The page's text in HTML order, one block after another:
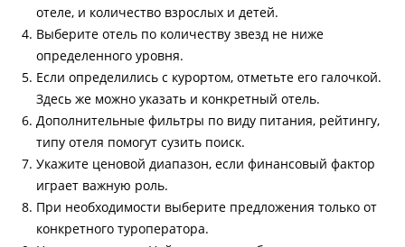
отеле, и количество взрослых и детей.
Выберите отель по количеству звезд не ниже
определенного уровня.
Если определились с курортом, отметьте его галочкой.
Здесь же можно указать и конкретный отель.
Дополнительные фильтры по виду питания, рейтингу,
типу отеля помогут сузить поиск.
Укажите ценовой диапазон, если финансовый фактор
играет важную роль.
При необходимости выберите предложения только от
конкретного туроператора.